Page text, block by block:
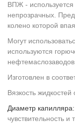
ВПЖ -
непрозрачных.
колено которой
Могут
используются
Изготовлен в
Вязкость
Диаметр капилляра:
чувствительность и